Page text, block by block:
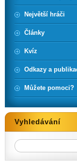
Největší hráči
Články
Kvíz
Odkazy a
Můžete pomoci?
Vyhledávání